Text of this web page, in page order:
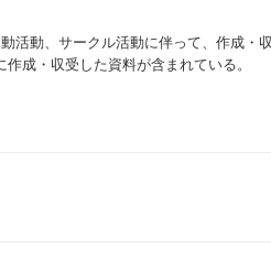
動、サークル活動に伴って、作成・
成・収受した資料が含まれている。